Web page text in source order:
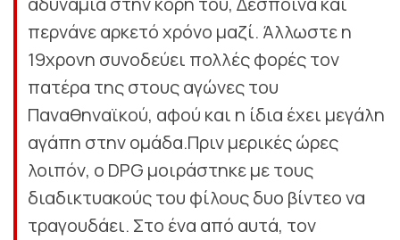
περνάνε αρκετό χρόνο μαζί. Άλλωστε η
19χρονη συνοδεύει πολλές φορές τον
πατέρα της στους αγώνες του
Παναθηναϊκού, αφού και η ίδια έχει μεγάλη
αγάπη στην ομάδα.Πριν μερικές ώρες
λοιπόν, ο DPG μοιράστηκε με τους
διαδικτυακούς του φίλους δυο βίντεο να
τραγουδάει. Στο ένα από αυτά, τον